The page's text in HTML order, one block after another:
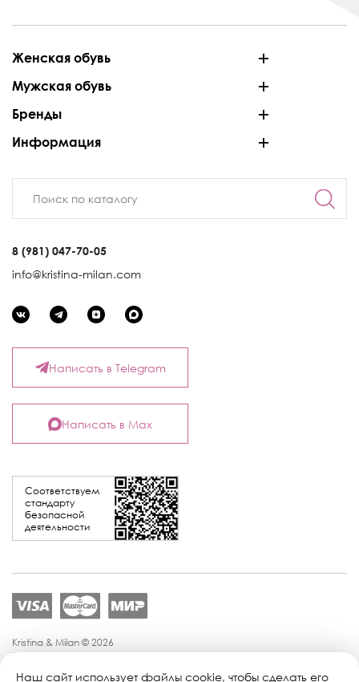
Женская обувь
Мужская обувь
Бренды
Информация
8 (981) 047-70-05
info@kristina-milan.com
Соответствуем
стандарту
безопасной
деятельности
Написать в Telegram
Написать в Max
Kristina & Milan © 2026
Политика конфиденциальности
Наш сайт использует файлы cookie, чтобы сделать его